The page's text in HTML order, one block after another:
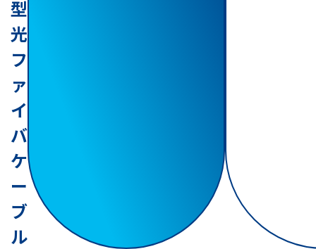
型
光
フ
ァ
イ
バ
ケ
ー
ブ
ル